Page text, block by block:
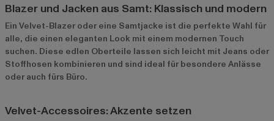
Blazer und Jacken aus Samt: Klassisch und modern
Ein Velvet-Blazer oder eine Samtjacke ist die perfekte Wahl für
alle, die einen eleganten Look mit einem modernen Touch
suchen. Diese edlen Oberteile lassen sich leicht mit Jeans oder
Stoffhosen kombinieren und sind ideal für besondere Anlässe
oder auch fürs Büro.
Velvet-Accessoires: Akzente setzen